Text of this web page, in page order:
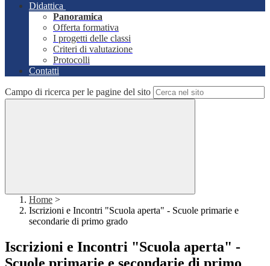
Didattica
Panoramica
Offerta formativa
I progetti delle classi
Criteri di valutazione
Protocolli
Contatti
Campo di ricerca per le pagine del sito
Home >
Iscrizioni e Incontri "Scuola aperta" - Scuole primarie e
secondarie di primo grado
Iscrizioni e Incontri "Scuola aperta" -